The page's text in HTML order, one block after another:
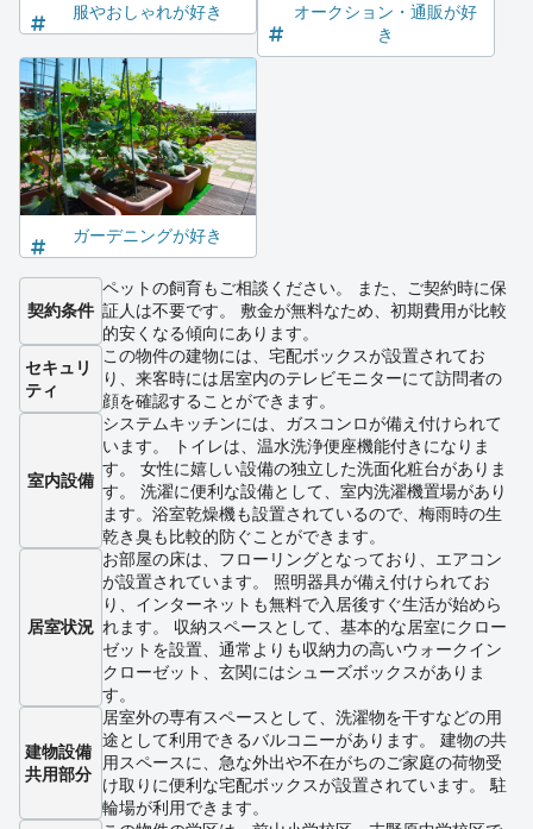
服やおしゃれが好き
オークション・通販が好
き
ガーデニングが好き
契約条件
ペットの飼育もご相談ください。 また、ご契約時に保
証人は不要です。 敷金が無料なため、初期費用が比較
的安くなる傾向にあります。
セキュリ
ティ
この物件の建物には、宅配ボックスが設置されてお
り、来客時には居室内のテレビモニターにて訪問者の
顔を確認することができます。
室内設備
システムキッチンには、ガスコンロが備え付けられて
います。 トイレは、温水洗浄便座機能付きになりま
す。 女性に嬉しい設備の独立した洗面化粧台がありま
す。 洗濯に便利な設備として、室内洗濯機置場があり
ます。浴室乾燥機も設置されているので、梅雨時の生
乾き臭も比較的防ぐことができます。
居室状況
お部屋の床は、フローリングとなっており、エアコン
が設置されています。 照明器具が備え付けられてお
り、インターネットも無料で入居後すぐ生活が始めら
れます。 収納スペースとして、基本的な居室にクロー
ゼットを設置、通常よりも収納力の高いウォークイン
クローゼット、玄関にはシューズボックスがありま
す。
建物設備
共用部分
居室外の専有スペースとして、洗濯物を干すなどの用
途として利用できるバルコニーがあります。 建物の共
用スペースに、急な外出や不在がちのご家庭の荷物受
け取りに便利な宅配ボックスが設置されています。 駐
輪場が利用できます。